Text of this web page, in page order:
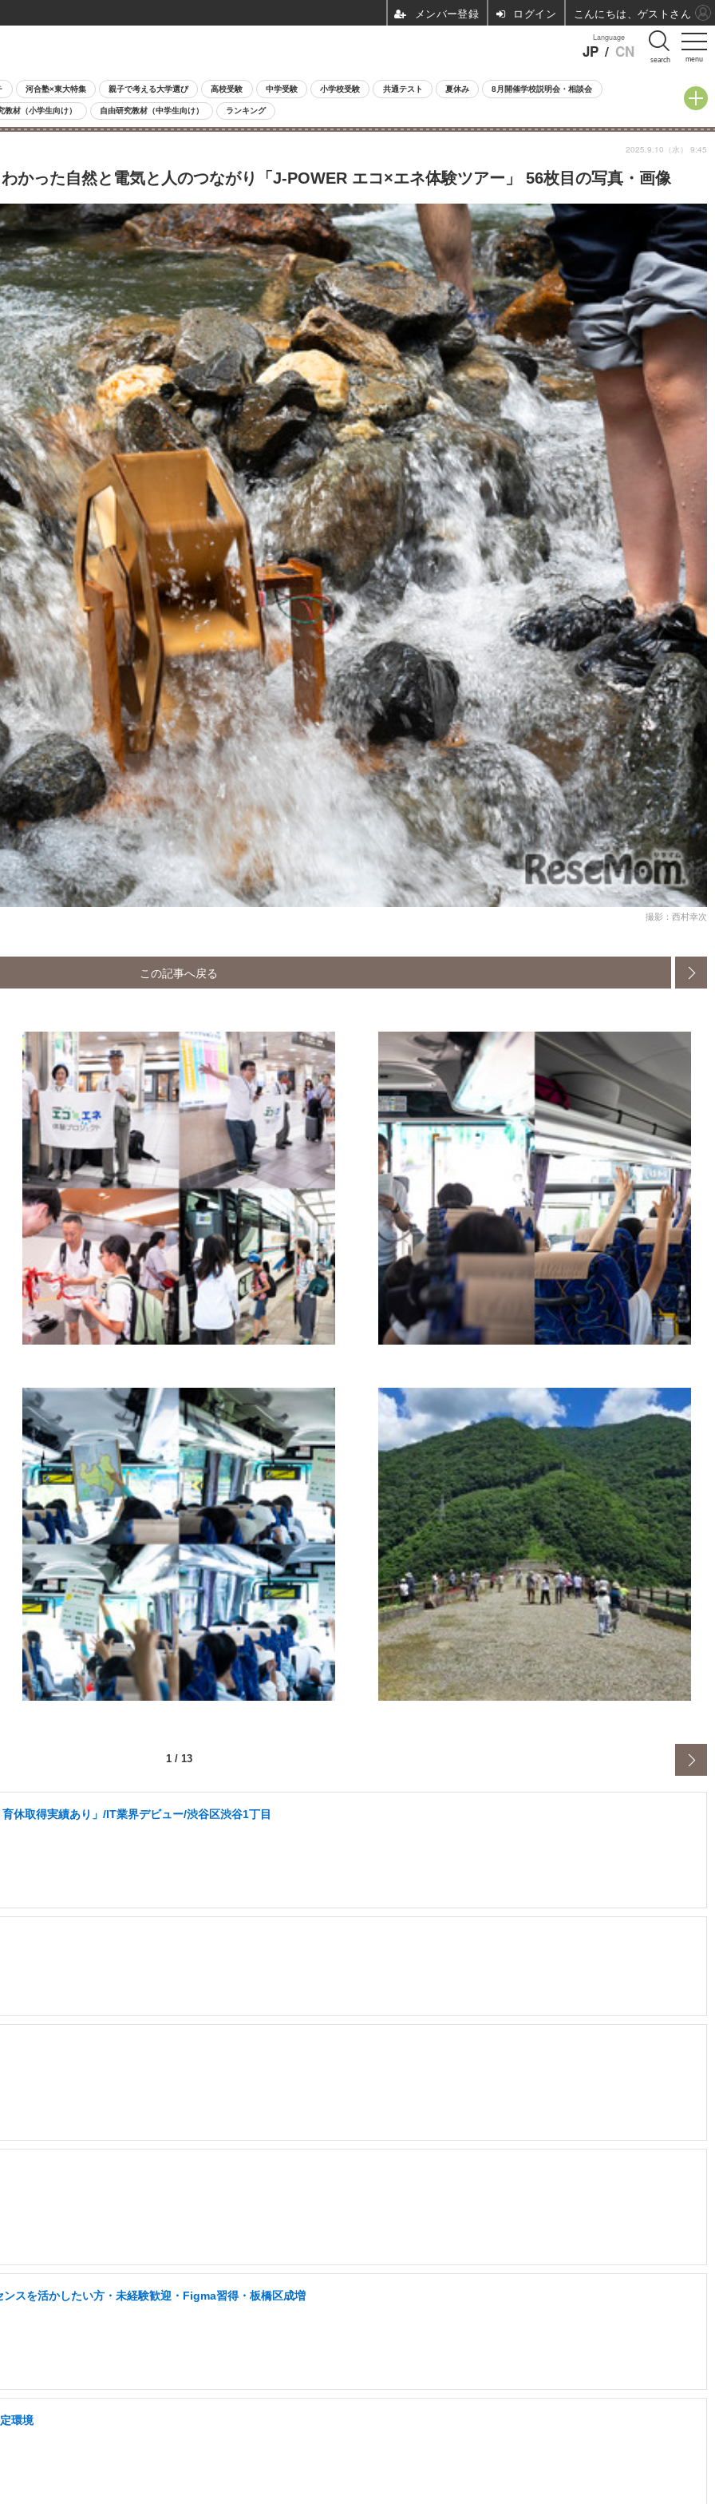
menu
Language
JP / CN search
河合塾×東大特集 親子で考える大学選び 高校受験 中学受験 小学校受験 共通テスト 夏休み 8月開催学校説明会・相談会
教材（小学生向け） 自由研究教材（中学生向け） ランキング
かった自然と電気と人のつながり「J-POWER エコ×エネ体験ツアー」 56枚目の写真・画像
2025.9.10（水） 9:45
撮影：西村幸次
この記事へ戻る
1/ 13
休取得実績あり」/IT業界デビュー/渋谷区渋谷1丁目
スを活かしたい方・未経験歓迎・Figma習得・板橋区成増
環境
ログイン こんにちは、ゲストさん